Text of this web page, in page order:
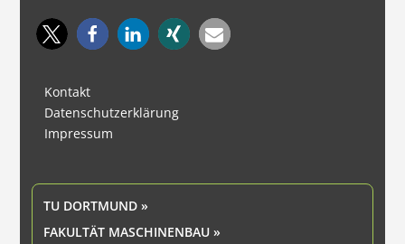
Kontakt
Datenschutzerklärung
Impressum
TU DORTMUND »
FAKULTÄT MASCHINENBAU »